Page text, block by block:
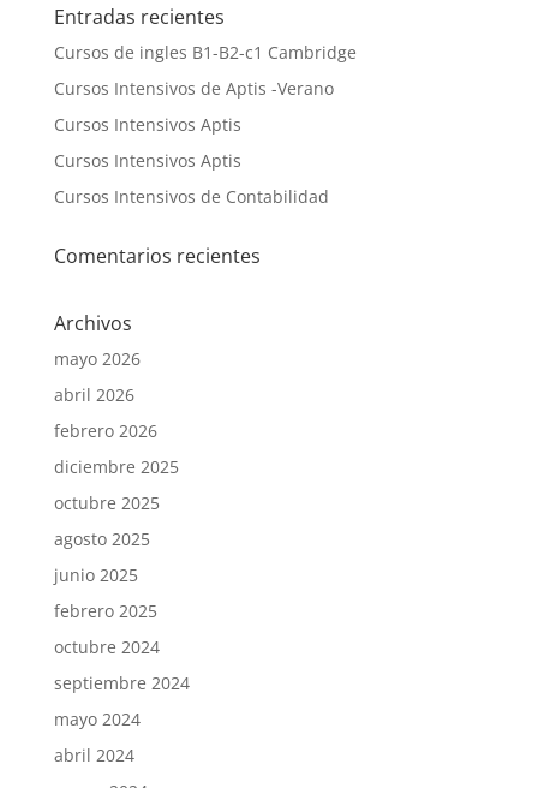
Entradas recientes
Cursos de ingles B1-B2-c1 Cambridge
Cursos Intensivos de Aptis -Verano
Cursos Intensivos Aptis
Cursos Intensivos Aptis
Cursos Intensivos de Contabilidad
Comentarios recientes
Archivos
mayo 2026
abril 2026
febrero 2026
diciembre 2025
octubre 2025
agosto 2025
junio 2025
febrero 2025
octubre 2024
septiembre 2024
mayo 2024
abril 2024